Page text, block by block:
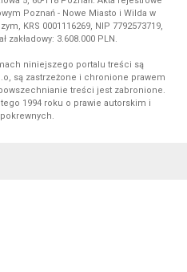
Poznań - Nowe Miasto i Wilda w
KRS 0001116269, NIP 7792573719,
zakładowy: 3.608.000 PLN.
niniejszego portalu treści są
są zastrzeżone i chronione prawem
treści jest zabronione.
1994 roku o prawie autorskim i